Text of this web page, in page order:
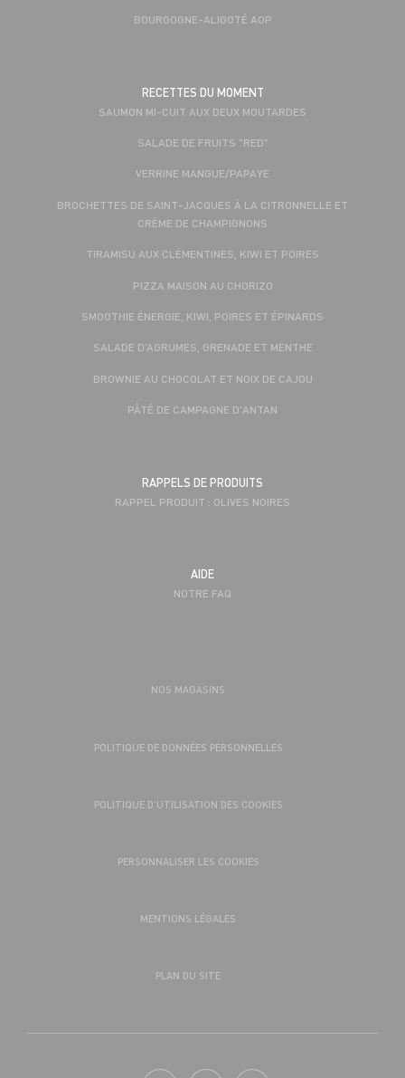
BOURGOGNE-ALIGOTÉ AOP
RECETTES DU MOMENT
SAUMON MI-CUIT AUX DEUX MOUTARDES
SALADE DE FRUITS "RED"
VERRINE MANGUE/PAPAYE
BROCHETTES DE SAINT-JACQUES À LA CITRONNELLE ET
CRÈME DE CHAMPIGNONS
TIRAMISU AUX CLÉMENTINES, KIWI ET POIRES
PIZZA MAISON AU CHORIZO
SMOOTHIE ÉNERGIE, KIWI, POIRES ET ÉPINARDS
SALADE D’AGRUMES, GRENADE ET MENTHE
BROWNIE AU CHOCOLAT ET NOIX DE CAJOU
PÂTÉ DE CAMPAGNE D'ANTAN
RAPPELS DE PRODUITS
RAPPEL PRODUIT : OLIVES NOIRES
AIDE
NOTRE FAQ
NOS MAGASINS
POLITIQUE DE DONNÉES PERSONNELLES
POLITIQUE D’UTILISATION DES COOKIES
PERSONNALISER LES COOKIES
MENTIONS LÉGALES
PLAN DU SITE